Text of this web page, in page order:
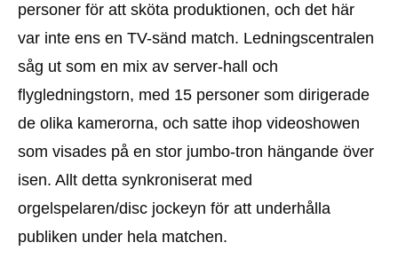
personer för att sköta produktionen, och det här
var inte ens en TV-sänd match. Ledningscentralen
såg ut som en mix av server-hall och
flygledningstorn, med 15 personer som dirigerade
de olika kamerorna, och satte ihop videoshowen
som visades på en stor jumbo-tron hängande över
isen. Allt detta synkroniserat med
orgelspelaren/disc jockeyn för att underhålla
publiken under hela matchen.